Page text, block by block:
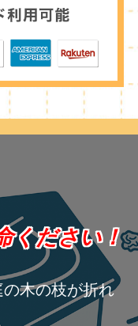
ください！
木の枝が折れ